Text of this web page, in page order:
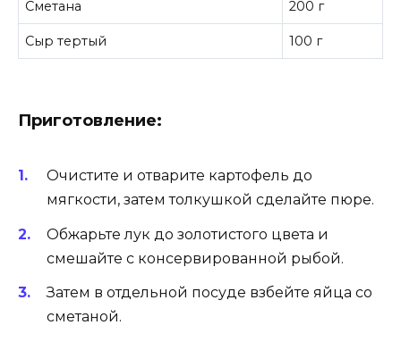
Сметана 200 г
Сыр тертый 100 г
Приготовление:
Очистите и отварите картофель до
мягкости, затем толкушкой сделайте пюре.
Обжарьте лук до золотистого цвета и
смешайте с консервированной рыбой.
Затем в отдельной посуде взбейте яйца со
сметаной.